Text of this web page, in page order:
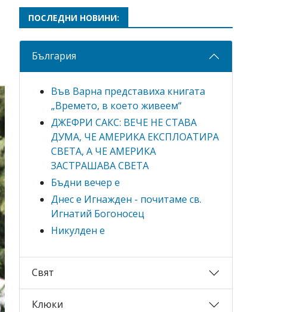
ПОСЛЕДНИ НОВИНИ:
България
Във Варна представиха книгата
„Времето, в което живеем“
ДЖЕФРИ САКС: ВЕЧЕ НЕ СТАВА
ДУМА, ЧЕ АМЕРИКА ЕКСПЛОАТИРА
СВЕТА, А ЧЕ АМЕРИКА
ЗАСТРАШАВА СВЕТА
Бъдни вечер е
Днес е Игнажден - почитаме св.
Игнатий Богоносец
Никулден е
Свят
Клюки